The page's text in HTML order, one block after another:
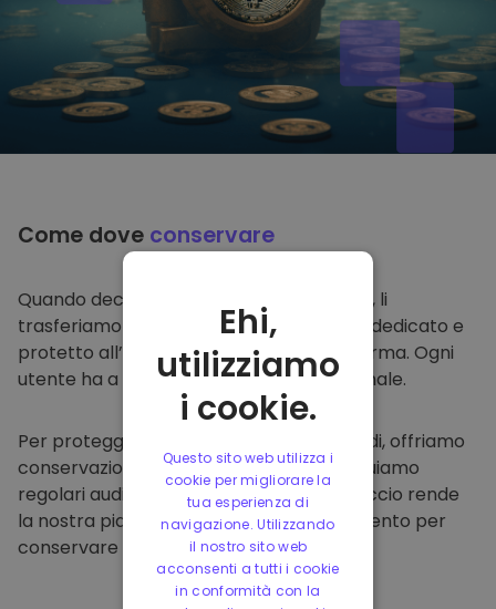
Come dove conservare
Quando decidi di comprare su
, li
trasferiamo direttamente nel tuo wallet dedicato e
protetto all’interno della nostra piattaforma. Ogni
utente ha a disposizione un wallet personale.
Per proteggere i nostri clienti e i loro fondi, offriamo
conservazione offline protetta ed effettuiamo
regolari audit di sicurezza. Questo approccio rende
la nostra piattaforma un punto di riferimento per
conservare e altre criptovalute.
Ehi,
utilizziamo
i cookie.
Questo sito web utilizza i
cookie per migliorare la
tua esperienza di
navigazione. Utilizzando
il nostro sito web
acconsenti a tutti i cookie
in conformità con la